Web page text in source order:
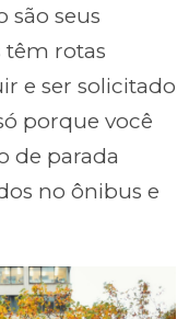
são seus
têm rotas
e ser solicitado
porque você
de parada
no ônibus e